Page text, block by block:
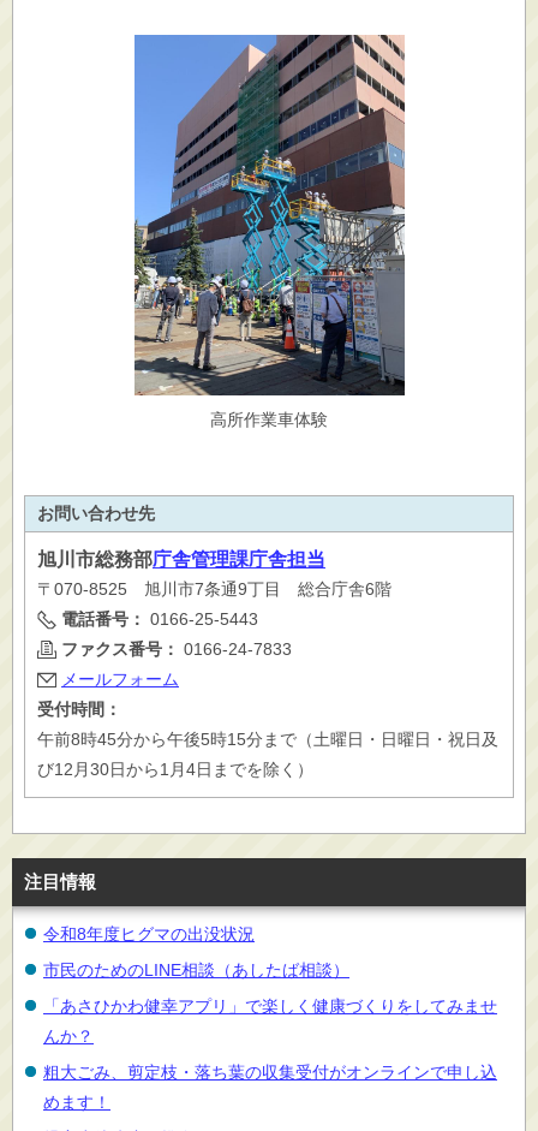
高所作業車体験
お問い合わせ先
旭川市総務部庁舎管理課庁舎担当
〒070-8525 旭川市7条通9丁目 総合庁舎6階
電話番号： 0166-25-5443
ファクス番号： 0166-24-7833
メールフォーム
受付時間：
午前8時45分から午後5時15分まで（土曜日・日曜日・祝日及
び12月30日から1月4日までを除く）
注目情報
令和8年度ヒグマの出没状況
市民のためのLINE相談（あしたば相談）
「あさひかわ健幸アプリ」で楽しく健康づくりをしてみませ
んか？
粗大ごみ、剪定枝・落ち葉の収集受付がオンラインで申し込
めます！